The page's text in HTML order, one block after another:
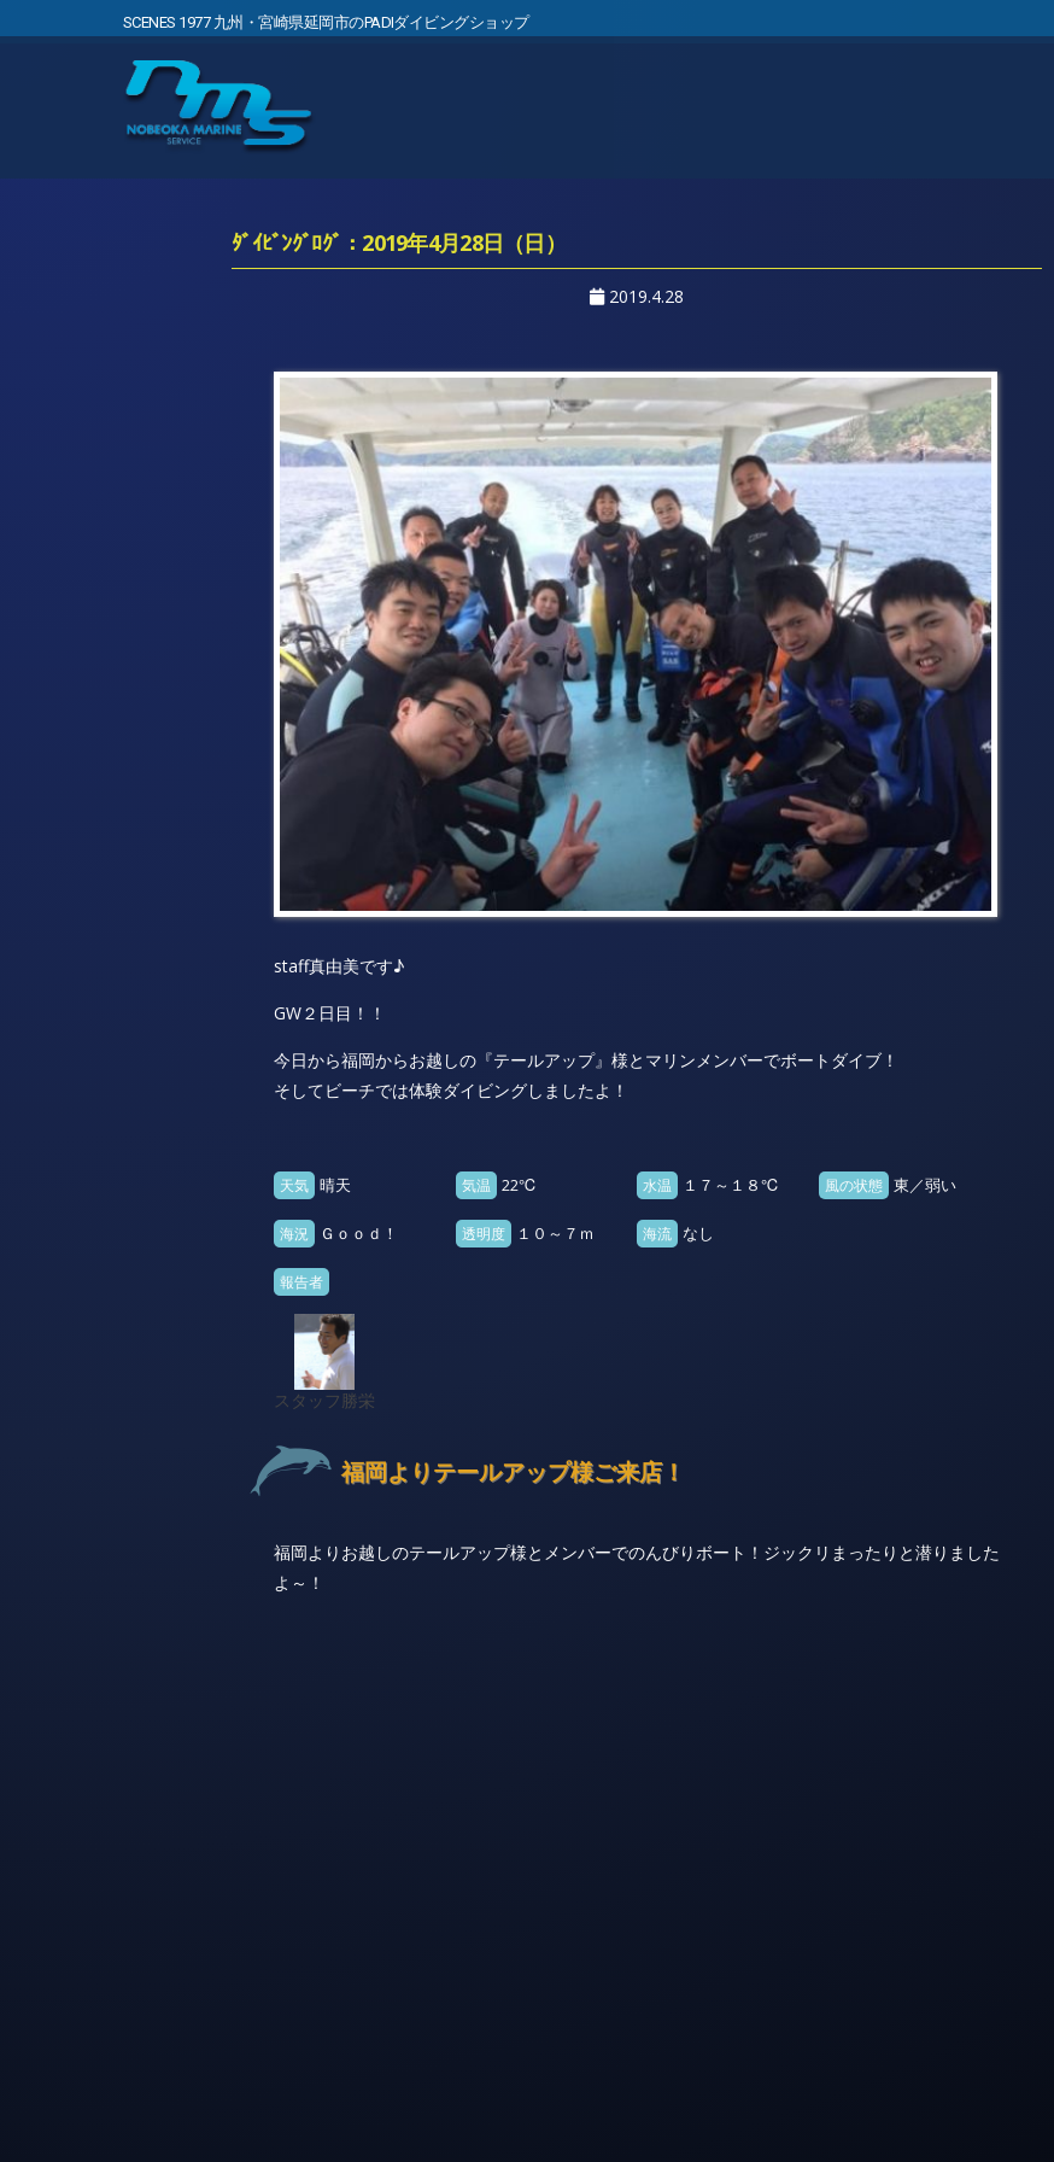
SCENES 1977 九州・宮崎県延岡市のPADIダイビングショップ
ﾀﾞｲﾋﾞﾝｸﾞﾛｸﾞ：2019年4月28日（日）
2019.4.28
staff真由美です♪
GW２日目！！
今日から福岡からお越しの『テールアップ』様とマリンメンバーでボートダイブ！
そしてビーチでは体験ダイビングしましたよ！
天気 晴天 気温 22℃ 水温 １７～１８℃ 風の状態 東／弱い
海況 Ｇｏｏｄ！ 透明度 １０～７ｍ 海流 なし
報告者
スタッフ勝栄
福岡よりテールアップ様ご来店！
福岡よりお越しのテールアップ様とメンバーでのんびりボート！ジックリまったりと潜りました
よ～！